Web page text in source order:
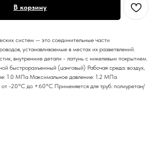
В корзину
систем — это соединительные части
устанавливаемые в местах их разветвлений.
внутренние детали - латунь с никелевым покрытием.
быстроразъемный (цанговый) Рабочая среда: воздух,
1.0 МПа Максимальное давление: 1.2 МПа
-20°С до +60°С Применяется для труб: полиуретан/